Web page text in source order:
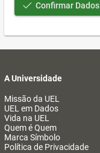
Confirmar Dados
A Universidade
Missão da UEL
UEL em Dados
Vida na UEL
Quem é Quem
Marca Símbolo
Política de Privacidade